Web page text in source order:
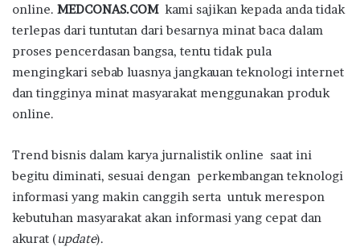
online. MEDCONAS.COM kami sajikan kepada anda tidak
terlepas dari tuntutan dari besarnya minat baca dalam
proses pencerdasan bangsa, tentu tidak pula
mengingkari sebab luasnya jangkauan teknologi internet
dan tingginya minat masyarakat menggunakan produk
online.
Trend bisnis dalam karya jurnalistik online saat ini
begitu diminati, sesuai dengan perkembangan teknologi
informasi yang makin canggih serta untuk merespon
kebutuhan masyarakat akan informasi yang cepat dan
akurat (update).